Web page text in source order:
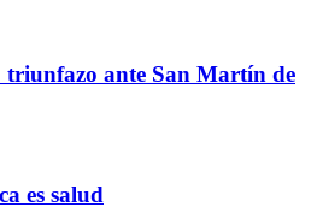
ante San Martín de
es salud